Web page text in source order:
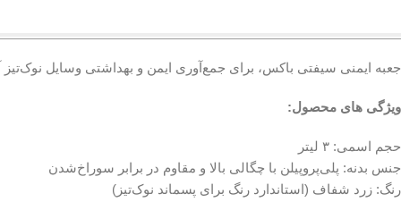
جعبه ایمنی سیفتی باکس، برای جمع‌آوری ایمن و بهداشتی وسایل
ویژگی های محصول:
حجم اسمی: ۳ لیتر
جنس بدنه: پلی‌پروپیلن با چگالی بالا و مقاوم در برابر سوراخ‌شدن
رنگ: زرد شفاف (استاندارد رنگ برای پسماند نوک‌تیز)